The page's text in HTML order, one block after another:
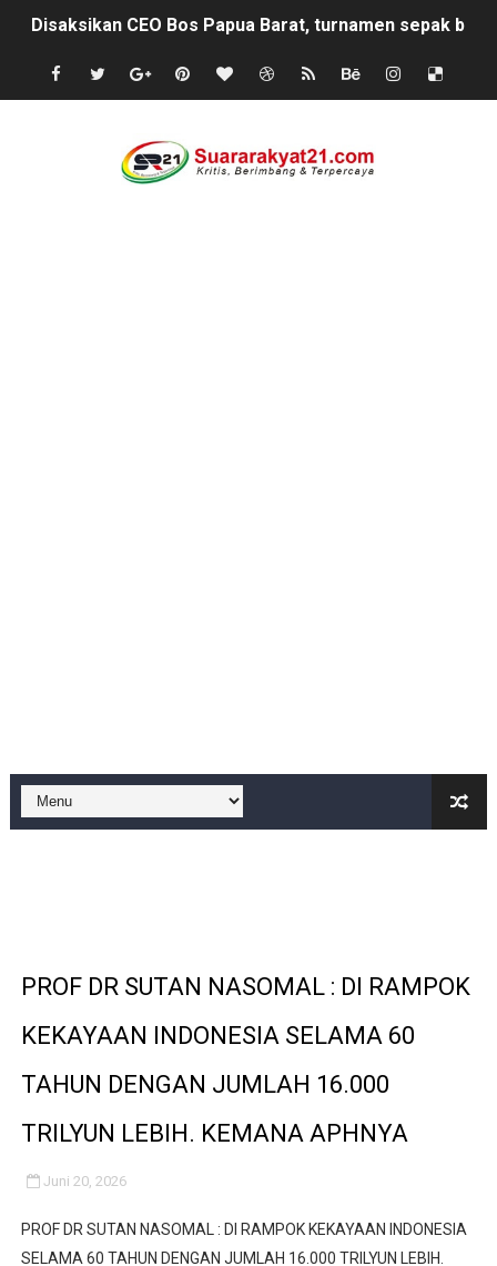
Disaksikan CEO Bos Papua Barat, turnamen sepak
Di ikuti 14 Desa Turnamen sepak bola se-kecamatan
SMPN 2 Diminati Warga, Namun Bangunan Tua
Ketika Praperadilan Ditolak, Pertanyaan Itu Tetap
Prof DR Sutan Nasomal : Tidak Perlu Takut Dengan
Turnamen voli putra-putri meriahkan, HUT Ri yang ke
‎UCAPKAN TERIMA KASIH PIHAK SEKOLAH KEPADA
Terkait Pemberitaan Di Desa Lewibalang : Camat
Pelayanan Air Bersih Kembali Menjadi Sorotan
Jangan "Masak Bodoh," Pejabat Harus Layani
Proyek Revitalisasi PAUD KB Al-Hikmah Serang
PROF DR SUTAN NASOMAL : DI RAMPOK
KEKAYAAN INDONESIA SELAMA 60
TAHUN DENGAN JUMLAH 16.000
TRILYUN LEBIH. KEMANA APHNYA
Juni 20, 2026
PROF DR SUTAN NASOMAL : DI RAMPOK KEKAYAAN INDONESIA
SELAMA 60 TAHUN DENGAN JUMLAH 16.000 TRILYUN LEBIH.